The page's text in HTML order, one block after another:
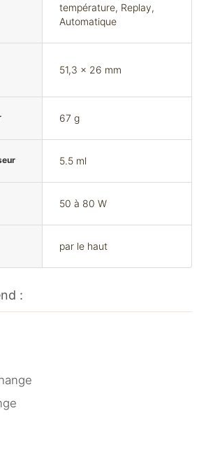
température, Replay,
Automatique
51,3 x 26 mm
67 g
5.5 ml
50 à 80 W
par le haut
: